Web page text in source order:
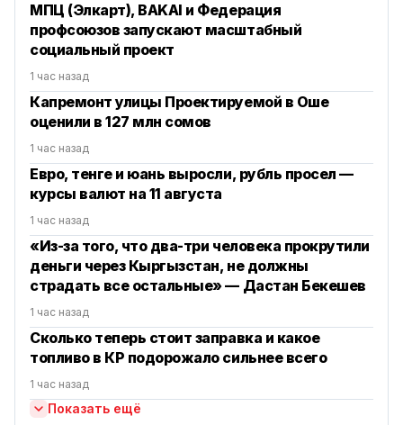
МПЦ (Элкарт), BAKAI и Федерация
профсоюзов запускают масштабный
социальный проект
1 час назад
Капремонт улицы Проектируемой в Оше
оценили в 127 млн сомов
1 час назад
Евро, тенге и юань выросли, рубль просел —
курсы валют на 11 августа
1 час назад
«Из-за того, что два-три человека прокрутили
деньги через Кыргызстан, не должны
страдать все остальные» — Дастан Бекешев
1 час назад
Сколько теперь стоит заправка и какое
топливо в КР подорожало сильнее всего
1 час назад
Показать ещё